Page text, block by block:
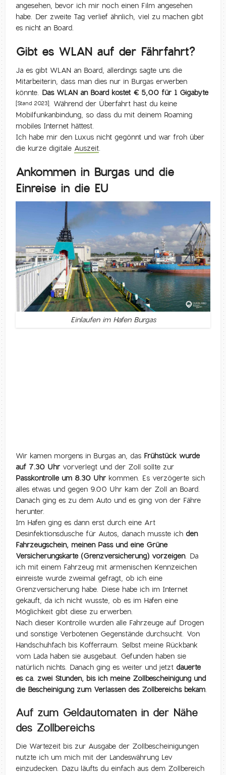
angesehen, bevor ich mir noch einen Film angesehen
habe. Der zweite Tag verlief ähnlich, viel zu machen gibt
es nicht an Board.
Gibt es WLAN auf der Fährfahrt?
Ja es gibt WLAN an Board, allerdings sagte uns die
Mitarbeiterin, dass man dies nur in Burgas erwerben
könnte. Das WLAN an Board kostet € 5,00 für 1 Gigabyte
[Stand 2023]. Während der Überfahrt hast du keine
Mobilfunkanbindung, so dass du mit deinem Roaming
mobiles Internet hättest.
Ich habe mir den Luxus nicht gegönnt und war froh über
die kurze digitale Auszeit.
Ankommen in Burgas und die
Einreise in die EU
Einlaufen im Hafen Burgas
Wir kamen morgens in Burgas an, das Frühstück wurde
auf 7.30 Uhr vorverlegt und der Zoll sollte zur
Passkontrolle um 8.30 Uhr kommen. Es verzögerte sich
alles etwas und gegen 9.00 Uhr kam der Zoll an Board.
Danach ging es zu dem Auto und es ging von der Fähre
herunter.
Im Hafen ging es dann erst durch eine Art
Desinfektionsdusche für Autos, danach musste ichden
Fahrzeugschein, meinen Pass und eine Grüne
Versicherungskarte (Grenzversicherung) vorzeigen. Da
ich mit einem Fahrzeug mit armenischen Kennzeichen
einreiste wurde zweimal gefragt, ob ich eine
Grenzversicherung habe. Diese habe ich im Internet
gekauft, da ich nicht wusste, ob es im Hafen eine
Möglichkeit gibt diese zu erwerben.
Nach dieser Kontrolle wurden alle Fahrzeuge auf Drogen
und sonstige Verbotenen Gegenstände durchsucht. Von
Handschuhfach bis Kofferraum. Selbst meine Rückbank
vom Lada haben sie ausgebaut. Gefunden haben sie
natürlich nichts. Danach ging es weiter und jetztdauerte
es ca. zwei Stunden, bis ich meine Zollbescheinigung und
die Bescheinigung zum Verlassen des Zollbereichs bekam
Auf zum Geldautomaten in der Nähe
des Zollbereichs
Die Wartezeit bis zur Ausgabe der Zollbescheinigungen
nutzte ich um mich mit der Landeswährung Lev
einzudecken. Dazu läufts du einfach aus dem Zollbereich